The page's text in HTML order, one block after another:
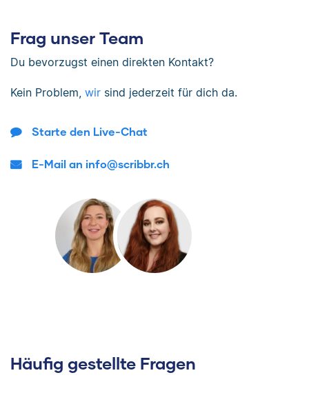
Frag unser Team
Du bevorzugst einen direkten Kontakt?
Kein Problem, wir sind jederzeit für dich da.
Starte den Live-Chat
E-Mail an info@scribbr.ch
Häufig gestellte Fragen